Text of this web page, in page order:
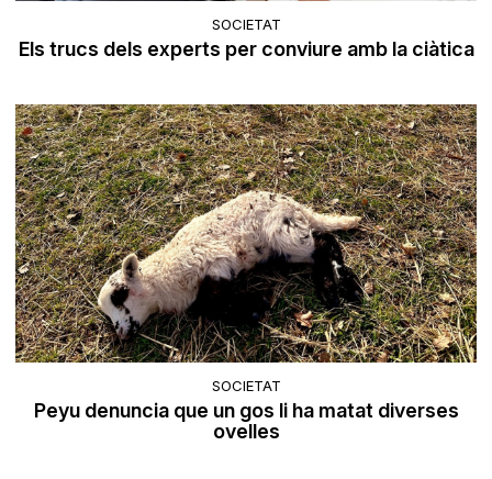
SOCIETAT
Els trucs dels experts per conviure amb la ciàtica
SOCIETAT
Peyu denuncia que un gos li ha matat diverses
ovelles